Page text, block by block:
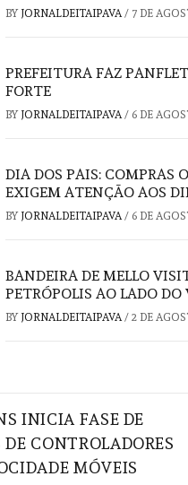
BY JORNALDEITAIPAVA/ 7 DE
PREFEITURA FAZ
FORTE
BY JORNALDEITAIPAVA/ 6 DE
DIA DOS PAIS: COMPRAS
EXIGEM ATENÇÃO AOS
BY JORNALDEITAIPAVA/ 6 DE
BANDEIRA DE MELLO
PETRÓPOLIS AO LADO DO
BY JORNALDEITAIPAVA/ 2 DE
INICIA FASE DE
DE CONTROLADORES
MÓVEIS